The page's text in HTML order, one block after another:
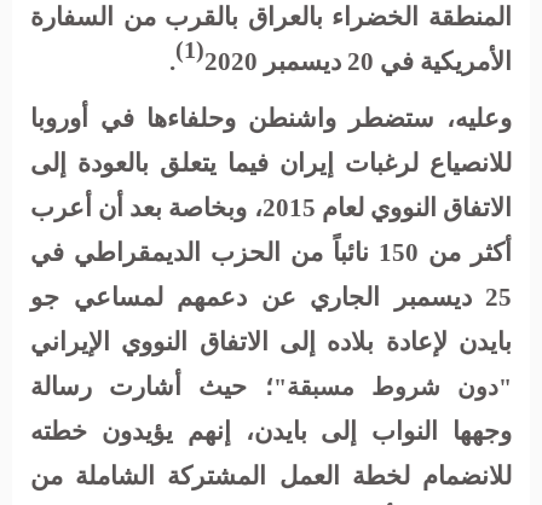
المنطقة الخضراء بالعراق بالقرب من السفارة
الأمريكية في 20 ديسمبر 2020
(1)
.
وعليه، ستضطر واشنطن وحلفاءها في أوروبا
للانصياع لرغبات إيران فيما يتعلق بالعودة إلى
الاتفاق النووي لعام 2015، وبخاصة بعد أن أعرب
أكثر من 150 نائباً من الحزب الديمقراطي في
25 ديسمبر الجاري عن دعمهم لمساعي جو
بايدن لإعادة بلاده إلى الاتفاق النووي الإيراني
"دون شروط مسبقة"؛ حيث أشارت رسالة
وجهها النواب إلى بايدن، إنهم يؤيدون خطته
للانضمام لخطة العمل المشتركة الشاملة من